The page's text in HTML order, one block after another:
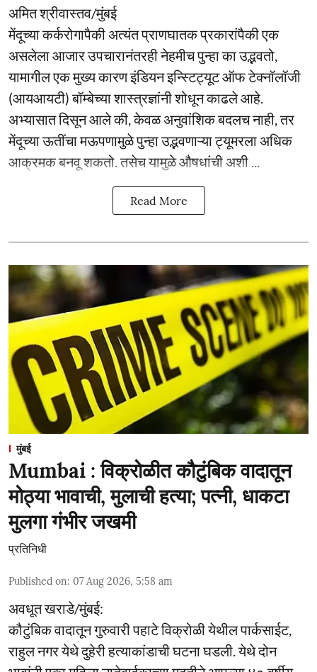
अमित श्रीवास्तव/मुंबई
मेंदूच्या कर्करोगापैकी अत्यंत प्राणघातक प्रकारांपैकी एक
असलेला आजार उपचारानंतरही नेहमीच पुन्हा का उद्भवतो,
यामागील एक मुख्य कारण इंडियन इन्स्टिट्यूट ऑफ टेक्नॉलॉजी
(आयआयटी) बॉम्बेच्या शास्त्रज्ञांनी शोधून काढले आहे.
अभ्यासात दिसून आले की, केवळ अनुवांशिक बदलच नाही, तर
मेंदूच्या ऊतींचा मऊपणामुळे पुन्हा उद्भवणाऱ्या ट्यूमरला अधिक
आक्रमक बनवू शकतो. तसेच यामुळे औषधांची अशी ...
Read More
मुंबई
Mumbai : विक्रोळीत कौटुंबिक वादातून
मोठ्या भावाची, मुलाची हत्या; पत्नी, धाकटा
मुलगा गंभीर जखमी
प्रतिनिधी
Published on: 07 Aug 2026, 5:58 am
अवधूत खराडे/मुंबई:
कौटुंबिक वादातून गुरुवारी पहाटे विक्रोळी येथील पार्कसाईट,
राहुल नगर येथे दुहेरी हत्याकांडाची घटना घडली. येथे दोन